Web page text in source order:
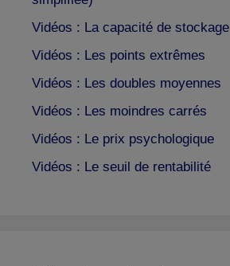
Vidéos : La capacité de stockage
Vidéos : Les points extrêmes
Vidéos : Les doubles moyennes
Vidéos : Les moindres carrés
Vidéos : Le prix psychologique
Vidéos : Le seuil de rentabilité